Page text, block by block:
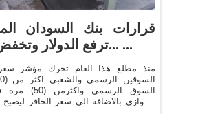
قرارات بنك السودان
...ترفع الدولار وتخفض الجنيه ...
منذ مطلع هذا العام تحرك مؤشر
السوق الرسمي
الموازي بالاضافة الى سعر الحافز ليصبح